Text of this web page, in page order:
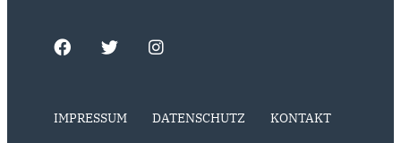
IMPRESSUM DATENSCHUTZ KONTAKT